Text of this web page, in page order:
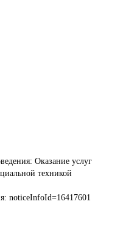
Оказание услуг
техникой
noticeInfoId=16417601